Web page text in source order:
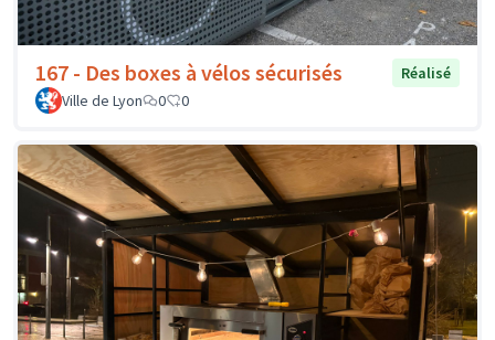
167 - Des boxes à vélos sécurisés
Réalisé
Ville de Lyon
0 0